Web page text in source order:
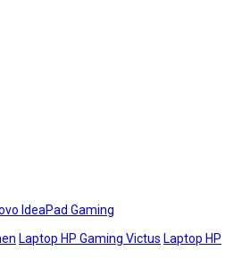
IdeaPad Gaming
Laptop HP Gaming Victus Laptop HP